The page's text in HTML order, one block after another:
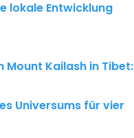
lokale Entwicklung
Mount Kailash in Tibet:
Universums für vier